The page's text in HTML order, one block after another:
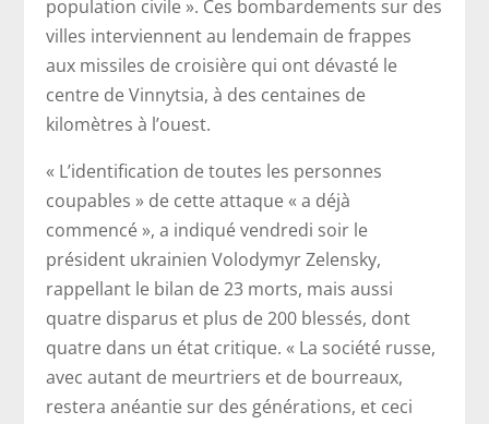
population civile ». Ces bombardements sur des
villes interviennent au lendemain de frappes
aux missiles de croisière qui ont dévasté le
centre de Vinnytsia, à des centaines de
kilomètres à l’ouest.
« L’identification de toutes les personnes
coupables » de cette attaque « a déjà
commencé », a indiqué vendredi soir le
président ukrainien Volodymyr Zelensky,
rappellant le bilan de 23 morts, mais aussi
quatre disparus et plus de 200 blessés, dont
quatre dans un état critique. « La société russe,
avec autant de meurtriers et de bourreaux,
restera anéantie sur des générations, et ceci